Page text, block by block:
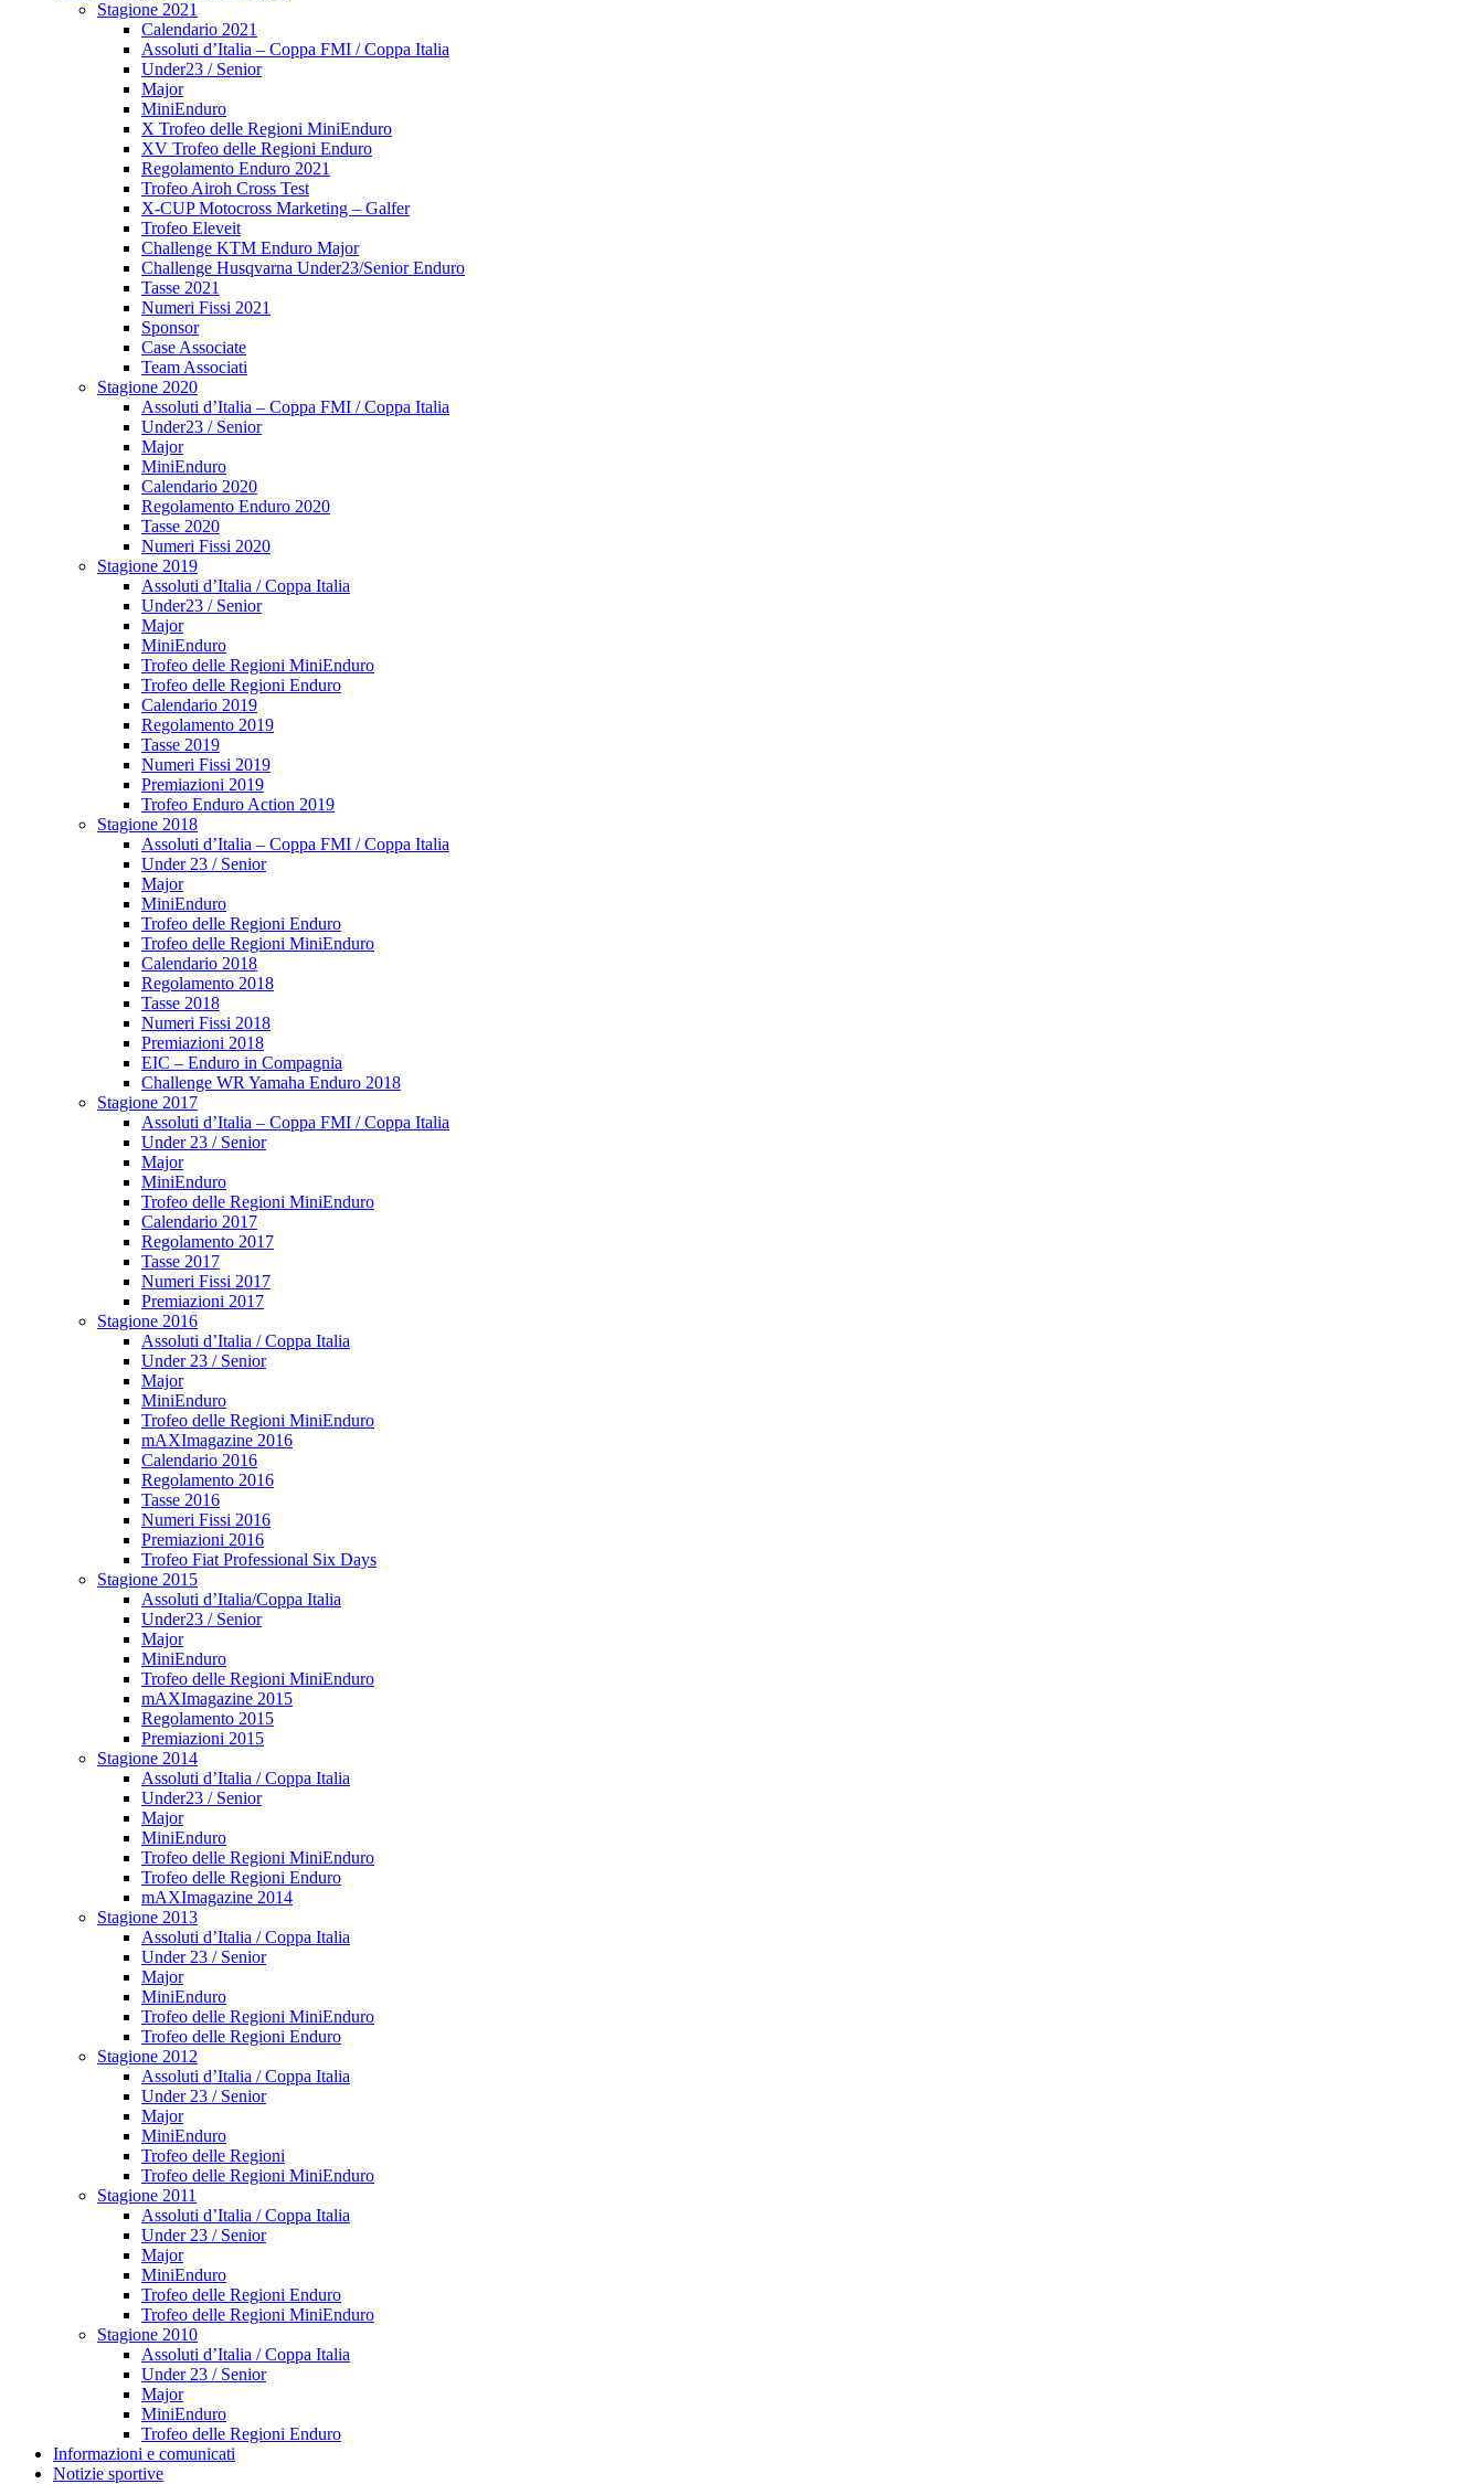
Stagione 2021
Calendario 2021
Assoluti d’Italia – Coppa FMI / Coppa Italia
Under23 / Senior
Major
MiniEnduro
X Trofeo delle Regioni MiniEnduro
XV Trofeo delle Regioni Enduro
Regolamento Enduro 2021
Trofeo Airoh Cross Test
X-CUP Motocross Marketing – Galfer
Trofeo Eleveit
Challenge KTM Enduro Major
Challenge Husqvarna Under23/Senior Enduro
Tasse 2021
Numeri Fissi 2021
Sponsor
Case Associate
Team Associati
Stagione 2020
Assoluti d’Italia – Coppa FMI / Coppa Italia
Under23 / Senior
Major
MiniEnduro
Calendario 2020
Regolamento Enduro 2020
Tasse 2020
Numeri Fissi 2020
Stagione 2019
Assoluti d’Italia / Coppa Italia
Under23 / Senior
Major
MiniEnduro
Trofeo delle Regioni MiniEnduro
Trofeo delle Regioni Enduro
Calendario 2019
Regolamento 2019
Tasse 2019
Numeri Fissi 2019
Premiazioni 2019
Trofeo Enduro Action 2019
Stagione 2018
Assoluti d’Italia – Coppa FMI / Coppa Italia
Under 23 / Senior
Major
MiniEnduro
Trofeo delle Regioni Enduro
Trofeo delle Regioni MiniEnduro
Calendario 2018
Regolamento 2018
Tasse 2018
Numeri Fissi 2018
Premiazioni 2018
EIC – Enduro in Compagnia
Challenge WR Yamaha Enduro 2018
Stagione 2017
Assoluti d’Italia – Coppa FMI / Coppa Italia
Under 23 / Senior
Major
MiniEnduro
Trofeo delle Regioni MiniEnduro
Calendario 2017
Regolamento 2017
Tasse 2017
Numeri Fissi 2017
Premiazioni 2017
Stagione 2016
Assoluti d’Italia / Coppa Italia
Under 23 / Senior
Major
MiniEnduro
Trofeo delle Regioni MiniEnduro
mAXImagazine 2016
Calendario 2016
Regolamento 2016
Tasse 2016
Numeri Fissi 2016
Premiazioni 2016
Trofeo Fiat Professional Six Days
Stagione 2015
Assoluti d’Italia/Coppa Italia
Under23 / Senior
Major
MiniEnduro
Trofeo delle Regioni MiniEnduro
mAXImagazine 2015
Regolamento 2015
Premiazioni 2015
Stagione 2014
Assoluti d’Italia / Coppa Italia
Under23 / Senior
Major
MiniEnduro
Trofeo delle Regioni MiniEnduro
Trofeo delle Regioni Enduro
mAXImagazine 2014
Stagione 2013
Assoluti d’Italia / Coppa Italia
Under 23 / Senior
Major
MiniEnduro
Trofeo delle Regioni MiniEnduro
Trofeo delle Regioni Enduro
Stagione 2012
Assoluti d’Italia / Coppa Italia
Under 23 / Senior
Major
MiniEnduro
Trofeo delle Regioni
Trofeo delle Regioni MiniEnduro
Stagione 2011
Assoluti d’Italia / Coppa Italia
Under 23 / Senior
Major
MiniEnduro
Trofeo delle Regioni Enduro
Trofeo delle Regioni MiniEnduro
Stagione 2010
Assoluti d’Italia / Coppa Italia
Under 23 / Senior
Major
MiniEnduro
Trofeo delle Regioni Enduro
Informazioni e comunicati
Notizie sportive